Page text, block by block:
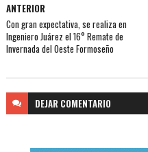
ANTERIOR
Con gran expectativa, se realiza en
Ingeniero Juárez el 16° Remate de
Invernada del Oeste Formoseño
DEJAR COMENTARIO